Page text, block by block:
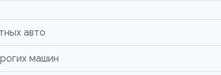
авто
машин